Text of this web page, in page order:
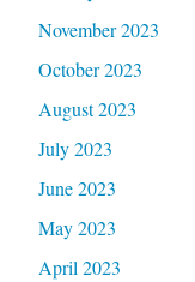
November 2023
October 2023
August 2023
July 2023
June 2023
May 2023
April 2023